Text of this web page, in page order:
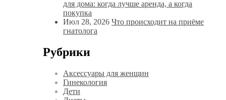
для дома: когда лучше аренда, а когда
покупка
Июл 28, 2026 Что происходит на приёме
гнатолога
Рубрики
Аксессуары для женщин
Гинекология
Дети